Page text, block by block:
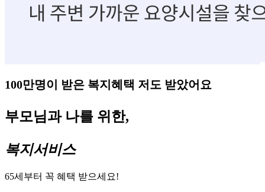
100만명이 받은 복지혜택 저도 받았어요
부모님과 나를 위한,
복지서비스
65세부터 꼭 혜택 받으세요!